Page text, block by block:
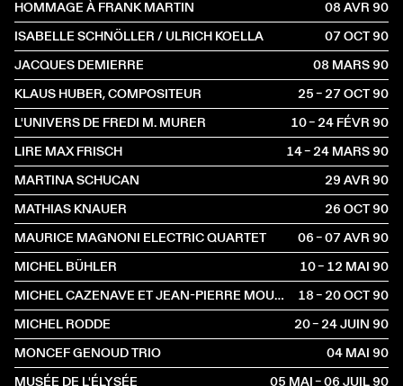
HOMMAGE À FRANK MARTIN
08 AVR1990
ISABELLE SCHNÖLLER / ULRICH KOELLA
07 OCT1990
JACQUES DEMIERRE
08 MARS1990
KLAUS HUBER, COMPOSITEUR
25 – 27 OCT1990
L'UNIVERS DE FREDI M. MURER
10 – 24 FÉVR1990
LIRE MAX FRISCH
14 – 24 MARS1990
MARTINA SCHUCAN
29 AVR1990
MATHIAS KNAUER
26 OCT1990
MAURICE MAGNONI ELECTRIC QUARTET
06 – 07 AVR1990
MICHEL BÜHLER
10 – 12 MAI1990
MICHEL CAZENAVE ET JEAN-PIERRE MOULIN
18 – 20 OCT1990
MICHEL RODDE
20 – 24 JUIN1990
MONCEF GENOUD TRIO
04 MAI1990
MUSÉE DE L'ÉLYSÉE
05 MAI – 06 JUIL1990